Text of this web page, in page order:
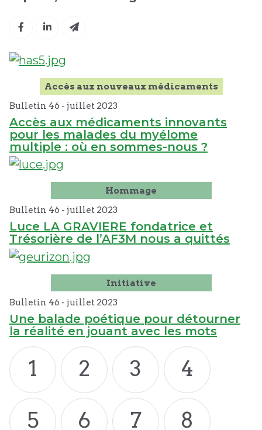
Accès aux nouveaux médicaments
Bulletin 46 - juillet 2023
Accès aux médicaments innovants
pour les malades du myélome
multiple : où en sommes-nous ?
Hommage
Bulletin 46 - juillet 2023
Luce LA GRAVIERE fondatrice et
Trésorière de l’AF3M nous a quittés
Initiative
Bulletin 46 - juillet 2023
Une balade poétique pour détourner
la réalité en jouant avec les mots
1 2 3
4
5
6 7
8